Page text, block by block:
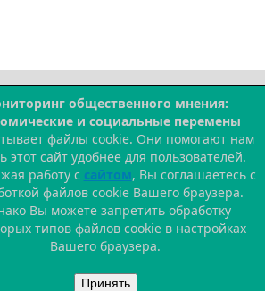
общественного мнения:
и социальные перемены
файлы cookie. Они помогают нам
этот сайт удобнее для пользователей.
работу с сайтом, Вы соглашаетесь с
файлов cookie Вашего браузера.
Вы можете запретить обработку
типов файлов cookie в настройках
Вашего браузера.
Принять